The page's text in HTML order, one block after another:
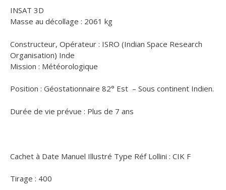
INSAT 3D
Masse au décollage : 2061 kg
Constructeur, Opérateur : ISRO (Indian Space Research
Organisation) Inde
Mission : Météorologique
Position : Géostationnaire 82° Est – Sous continent Indien.
Durée de vie prévue : Plus de 7 ans
Cachet à Date Manuel Illustré Type Réf Lollini : CIK F
Tirage : 400